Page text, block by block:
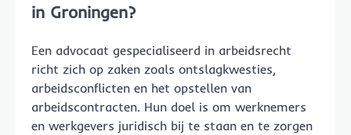
in Groningen?
Een advocaat gespecialiseerd in arbeidsrecht
richt zich op zaken zoals ontslagkwesties,
arbeidsconflicten en het opstellen van
arbeidscontracten. Hun doel is om werknemers
en werkgevers juridisch bij te staan en te zorgen